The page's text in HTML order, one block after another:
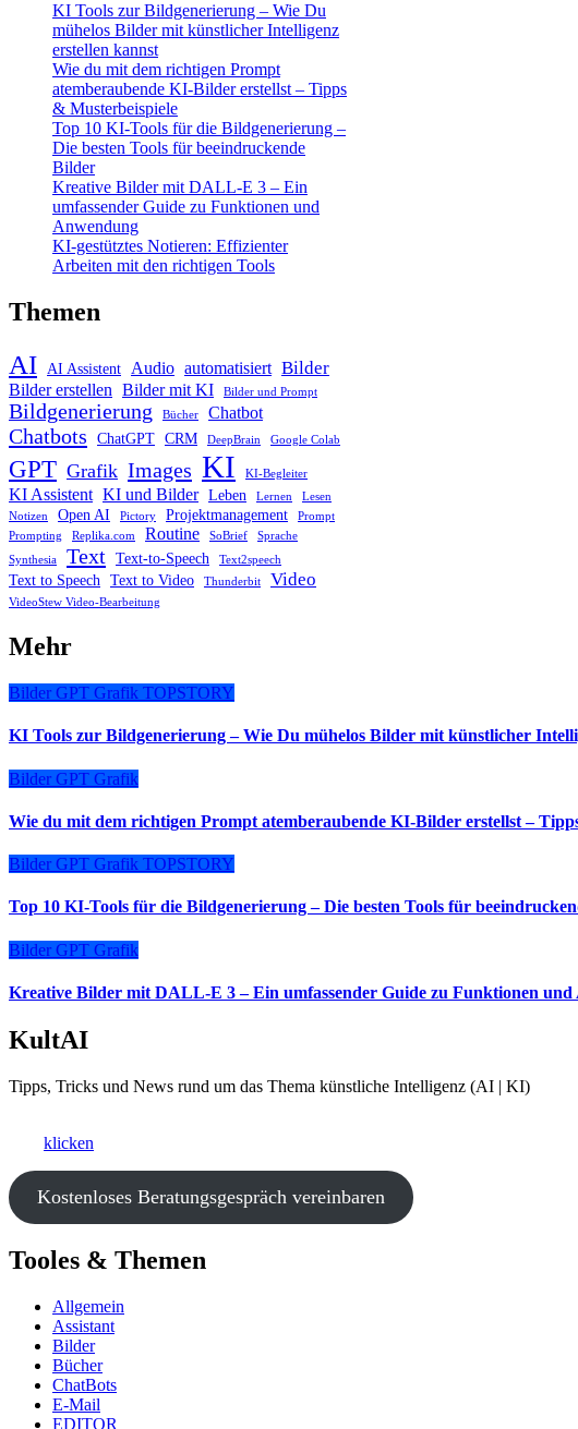
KI Tools zur Bildgenerierung – Wie Du
mühelos Bilder mit künstlicher Intelligenz
erstellen kannst
Wie du mit dem richtigen Prompt
atemberaubende KI-Bilder erstellst – Tipps
& Musterbeispiele
Top 10 KI-Tools für die Bildgenerierung –
Die besten Tools für beeindruckende
Bilder
Kreative Bilder mit DALL-E 3 – Ein
umfassender Guide zu Funktionen und
Anwendung
KI-gestütztes Notieren: Effizienter
Arbeiten mit den richtigen Tools
Themen
AI AI Assistent Audio automatisiert Bilder
Bilder erstellen Bilder mit KI Bilder und Prompt
Bildgenerierung Bücher Chatbot
Chatbots ChatGPT CRM DeepBrain Google Colab
GPT Grafik Images KI KI-Begleiter
KI Assistent KI und Bilder Leben Lernen
Lesen
Notizen
Open AI Pictory Projektmanagement
Prompt
Prompting
Replika.com Routine SoBrief
Sprache
Synthesia
Text Text-to-Speech Text2speech
Text to Speech Text to Video Thunderbit Video
VideoStew Video-Bearbeitung
Mehr
Bilder GPT Grafik TOPSTORY
KI Tools zur Bildgenerierung – Wie Du mühelos Bilder mit künstlicher
Bilder GPT Grafik
Wie du mit dem richtigen Prompt atemberaubende KI-Bilder erstellst –
Bilder GPT Grafik TOPSTORY
Top 10 KI-Tools für die Bildgenerierung – Die besten Tools für
Bilder GPT Grafik
Kreative Bilder mit DALL-E 3 – Ein umfassender Guide zu Funktionen und
KultAI
Tipps, Tricks und News rund um das Thema künstliche Intelligenz (AI | KI)
klicken
Kostenloses Beratungsgespräch vereinbaren
Tooles & Themen
Allgemein
Assistant
Bilder
Bücher
ChatBots
E-Mail
EDITOR